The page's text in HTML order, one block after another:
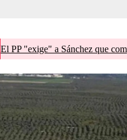
El PP "exige" a Sánchez que